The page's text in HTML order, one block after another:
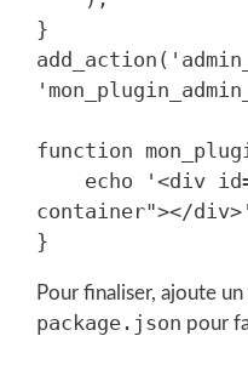
}
function
container"></
Pour finaliser, ajoute
package.json pour